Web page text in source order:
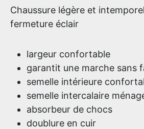
Chaussure légère et
fermeture éclair
largeur confortable
garantit une marche sans
semelle intérieure
semelle intercalaire
absorbeur de chocs
doublure en cuir